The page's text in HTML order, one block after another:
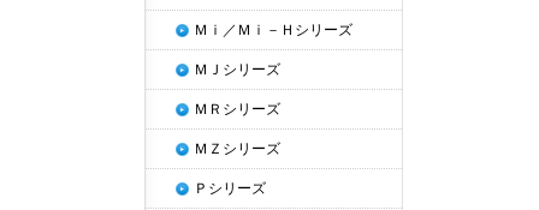
Ｍｉ／Ｍｉ－Ｈシリーズ
ＭＪシリーズ
ＭＲシリーズ
ＭＺシリーズ
Ｐシリーズ